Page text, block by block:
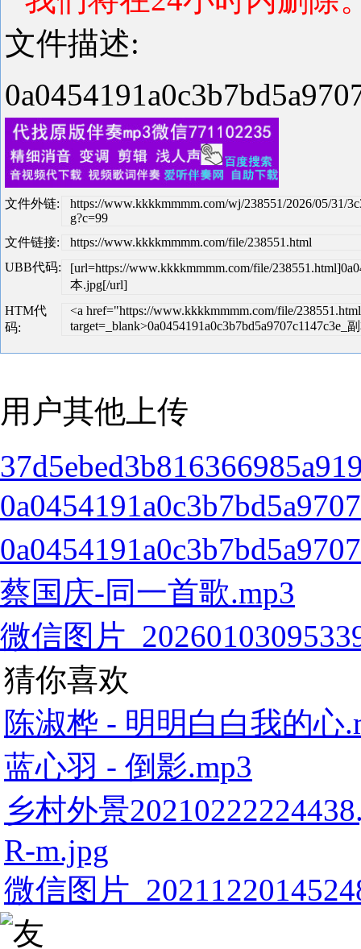
文件描述:
文件外链:
https://www.kkkkmmmm.com/wj/238551/2026/05/31/
g?c=99
文件链接:
https://www.kkkkmmmm.com/file/238551.html
UBB代码:
[url=https://www.kkkkmmmm.com/file/
本.jpg[/url]
HTM代
码:
<a href="https://www.kkkkmmmm.com/file/
target=_blank>0a0454191a0c3b7bd5a9707c1147c3e_
用户其他上传
蔡国庆-同一首歌.mp3
微信图片
猜你喜欢
陈淑桦 - 明明白白我的心
蓝心羽 - 倒影.mp3
乡村外景
R-m.jpg
微信图片